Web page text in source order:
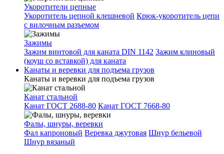
Укоротители цепные
Укоротитель цепной клешневой Крюк-укоротитель цепи
с вилочным разъемом
Зажимы
Зажим винтовой для каната DIN 1142 Зажим клиновый
(коуш со вставкой) для каната
Канаты и веревки для подъема грузов
Канаты и веревки для подъема грузов
Канат стальной
Канат ГОСТ 2688-80 Канат ГОСТ 7668-80
Фалы, шнуры, веревки
Фал капроновый Веревка джутовая Шнур бельевой
Шнур вязаный